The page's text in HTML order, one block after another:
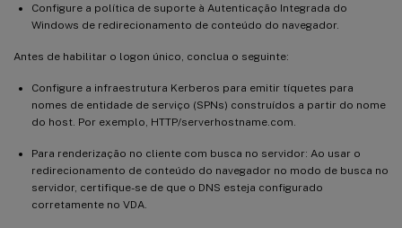
Configure a política de suporte à Autenticação Integrada do
Windows de redirecionamento de conteúdo do navegador.
Antes de habilitar o logon único, conclua o seguinte:
Configure a infraestrutura Kerberos para emitir tíquetes para
nomes de entidade de serviço (SPNs) construídos a partir do nome
do host. Por exemplo, HTTP/serverhostname.com.
Para renderização no cliente com busca no servidor: Ao usar o
redirecionamento de conteúdo do navegador no modo de busca no
servidor, certifique-se de que o DNS esteja configurado
corretamente no VDA.